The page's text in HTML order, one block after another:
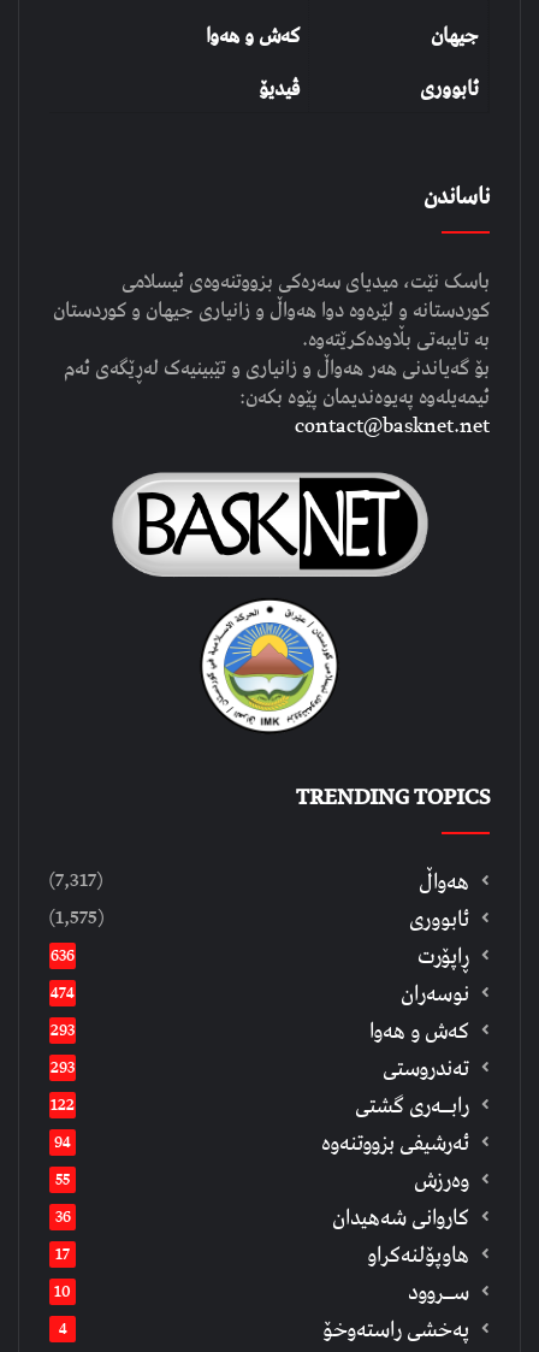
جیهان
ئابووری
کەش و هەوا
ڤیدیۆ
ناساندن
باسک نێت، میدیای سەرەکی بزووتنەوەی ئیسلامی
کوردستانە و لێرەوە دوا هەواڵ و زانیاری جیهان و کوردستان
بە تایبەتی بڵاودەکرێتەوە.
بۆ گەیاندنی هەر هەواڵ و زانیاری و تێبینیەک لەڕێگەی ئەم
ئیمەیلەوە پەیوەندیمان پێوە بکەن:
contact@basknet.net
TRENDING TOPICS
هەواڵ (7,317)
ئابووری (1,575)
ڕاپۆرت 636
نوسەران 474
كەش و هەوا 293
تەندروستی 293
رابــه‌ری گشتی 122
ئەرشیفى بزووتنەوە 94
وەرزش 55
كاروانی شەهیدان 36
هاوپۆلنەكراو 17
ســروود 10
په‌خشی راسته‌وخۆ 4